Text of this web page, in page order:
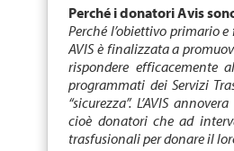
Perché i donatori Avis
Perché l’obiettivo primario e
AVIS è finalizzata a
rispondere efficacemente
programmati dei Servizi
“sicurezza”. L’AVIS
cioè donatori che ad
trasfusionali per donare il